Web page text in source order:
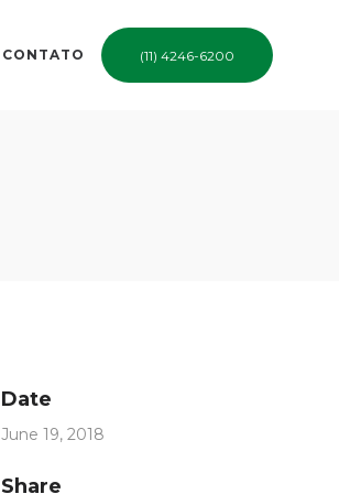
(11) 4246-6200
CONTATO
Date
June 19, 2018
Share